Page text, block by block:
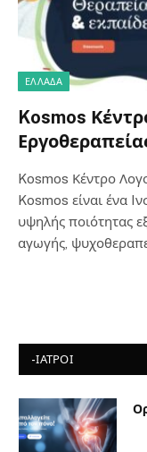
ΕΛΛΆΔΑ
Kosmos
Kosmos Κέντρο
Kosmos είναι ένα
υψηλής ποιότητας
αγωγής,
-ΙΑΤΡΟΙ